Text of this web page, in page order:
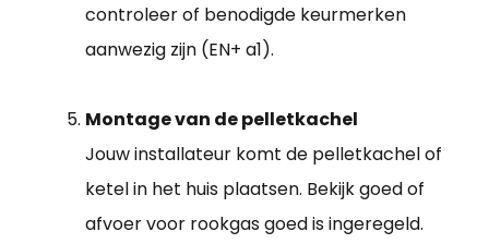
controleer of benodigde keurmerken
aanwezig zijn (EN+ a1).
Montage van de pelletkachel
Jouw installateur komt de pelletkachel of
ketel in het huis plaatsen. Bekijk goed of
afvoer voor rookgas goed is ingeregeld.